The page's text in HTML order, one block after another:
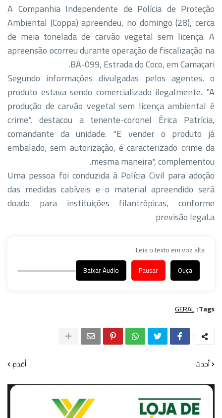
A Companhia Independente de Polícia de Proteção
Ambiental (Coppa) apreendeu, no domingo (28), cerca
de meia tonelada de carvão vegetal sem licença. A
apreensão ocorreu durante operação de fiscalização na
BA-099, Estrada do Coco, em Camaçari.
Segundo informações divulgadas pelos agentes, o
produto estava sendo comercializado ilegalmente. "A
produção de carvão vegetal sem licença ambiental é
crime", destacou a tenente-coronel Érica Patrícia,
comandante da unidade. "E vender o produto já
embalado, sem autorização, é caracterizado crime da
mesma maneira", complementou.
Uma pessoa foi conduzida à Polícia Civil para adoção
das medidas cabíveis e o material apreendido será
doado para instituições filantrópicas, conforme
previsão legal.a
Leia o texto em voz alta:
Ouça
Pausar
Baixar Áudio
Tags:
GERAL
أحدث أقدم